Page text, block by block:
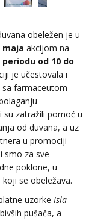
obeležen je u
maja akcijom na
od 10 do
je učestovala i
sa farmaceutom
su zatražili pomoć u
od duvana, a uz
u promociji
smo za sve
poklone, u
se obeležava.
uzorke Isla
pušača, a